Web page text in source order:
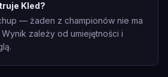
Kled?
— żaden z championów nie ma
zależy od umiejętności i